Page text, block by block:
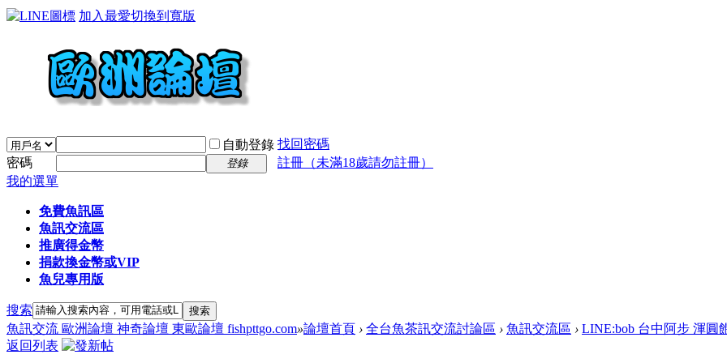
加入最愛切換到寬版
自動登錄 找回密碼
密碼
登錄
註冊（未滿18歲請勿註冊）
我的選單
免費魚訊區
魚訊交流區
推廣得金幣
捐款換金幣或VIP
魚兒專用版
搜索 搜索
魚訊交流 歐洲論壇 神奇論壇 東歐論壇 fishpttgo.com»論壇首頁 › 全台魚茶訊交流討論區 › 魚訊交流區 › LINE:bob 台中阿步 渾圓
返回列表